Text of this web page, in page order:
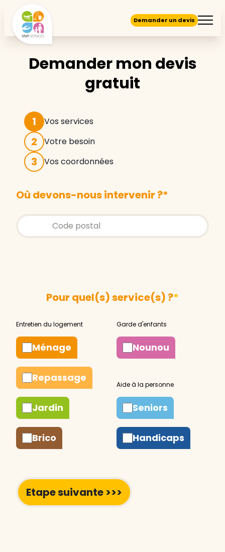
Demander un devis
Demander mon devis
gratuit
1 Vos services
2 Votre besoin
3 Vos coordonnées
Où devons-nous intervenir ?*
Store locator global - Autocompletion
Rechercher
Pour quel(s) service(s) ?*
Ménage
Repassage
Jardin
Brico
Nounou
Seniors
Handicaps